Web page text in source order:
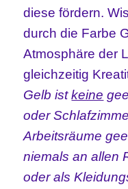
diese fördern.
durch die Farbe
Atmosphäre der
gleichzeitig
Gelb istkeine
oder
Arbeitsräume
niemals an allen
oder als